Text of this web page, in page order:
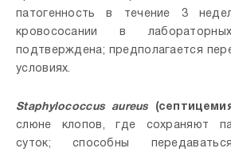
патогенность в течение 3
кровососании в
подтверждена; предполагается
условиях.
Staphylococcus aureus
слюне клопов, где сохраняют
суток; способны